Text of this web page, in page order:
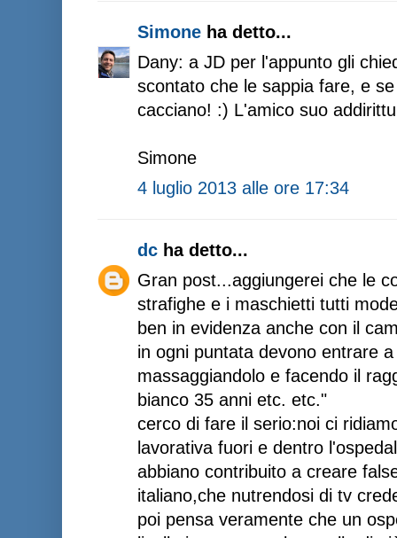
Simone ha detto...
Dany: a JD per l'appunto gli
scontato che le sappia fare, e
cacciano! :) L'amico suo
Simone
4 luglio 2013 alle ore 17:34
dc ha detto...
Gran post...aggiungerei che le
strafighe e i maschietti tutti
ben in evidenza anche con il
in ogni puntata devono entrare
massaggiandolo e facendo il
bianco 35 anni etc. etc."
cerco di fare il serio:noi ci
lavorativa fuori e dentro
abbiano contribuito a creare
italiano,che nutrendosi di tv
poi pensa veramente che un